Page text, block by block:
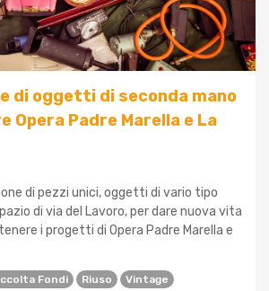
di oggetti di seconda mano
Opera Padre Marella e La
di pezzi unici, oggetti di vario tipo
di via del Lavoro, per dare nuova vita
i progetti di Opera Padre Marella e
Fondi Riuso Vintage